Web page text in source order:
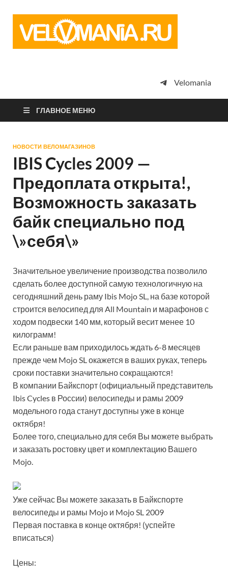
просто
Velomania
ГЛАВНОЕ МЕНЮ
НОВОСТИ ВЕЛОМАГАЗИНОВ
IBIS Cycles 2009 —
Предоплата открыта!,
Возможность заказать
байк специально под
\»себя\»
Значительное увеличение производства позволило
сделать более доступной самую технологичную на
сегодняшний день раму Ibis Mojo SL, на базе которой
строится велосипед для All Mountain и марафонов с
ходом подвески 140 мм, который весит менее 10
килограмм!
Если раньше вам приходилось ждать 6-8 месяцев
прежде чем Mojo SL окажется в ваших руках, теперь
сроки поставки значительно сокращаются!
В компании Байкспорт (официальный представитель
Ibis Cycles в России) велосипеды и рамы 2009
модельного года станут доступны уже в конце
октября!
Более того, специально для себя Вы можете выбрать
и заказать ростовку цвет и комплектацию Вашего
Mojo.
Уже сейчас Вы можете заказать в Байкспорте
велосипеды и рамы Mojo и Mojo SL 2009
Первая поставка в конце октября! (успейте
вписаться)
Цены: